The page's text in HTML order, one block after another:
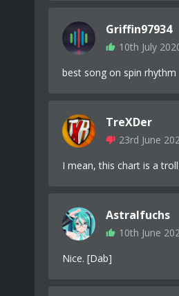
Griffin97934
10th July
best song on spin rhythm
TreXDer
23rd June
I mean, this chart is a
Astralfuchs
10th June
Nice. [Dab]